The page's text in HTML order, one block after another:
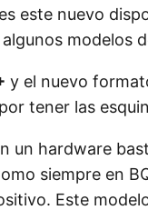
este nuevo
modelos
y el nuevo
tener las
un hardware
siempre en
Este